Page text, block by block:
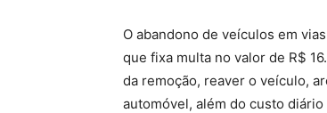
O abandono de veículos em
que fixa multa no valor de R$
da remoção, reaver o veículo,
automóvel, além do custo